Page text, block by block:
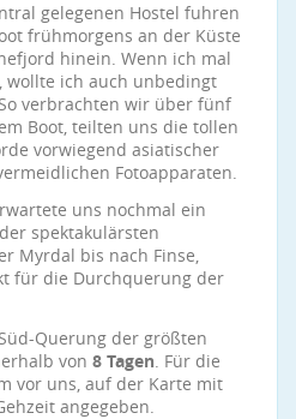
gelegenen Hostel fuhren
frühmorgens an der Küste
hinein. Wenn ich mal
wollte ich auch unbedingt
verbrachten wir über fünf
Boot, teilten uns die tollen
vorwiegend asiatischer
Fotoapparaten.
uns nochmal ein
spektakulärsten
Myrdal bis nach Finse,
für die Durchquerung der
Querung der größten
von 8 Tagen. Für die
vor uns, auf der Karte mit
angegeben.